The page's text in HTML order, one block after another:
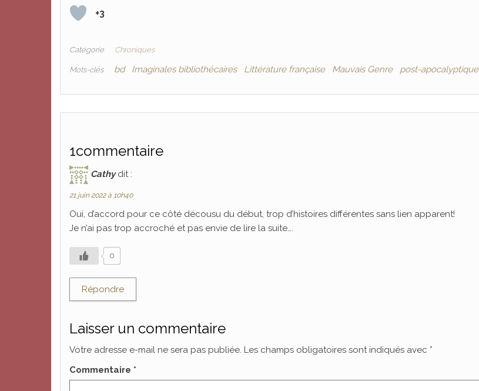
+3
Catégorie Chroniques
Mots-clés bd Imaginales bibliothécaires Littérature française Mauvais Genre post-apocalyptique
1commentaire
Cathy dit :
21 juin 2022 à 10h40
Oui, d’accord pour ce côté décousu du début, trop d’histoires différentes sans lien apparent!
Je n’ai pas trop accroché et pas envie de lire la suite….
0
Répondre
Laisser un commentaire
Votre adresse e-mail ne sera pas publiée. Les champs obligatoires sont indiqués avec *
Commentaire *